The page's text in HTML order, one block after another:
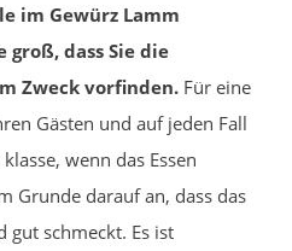
im Gewürz Lamm
groß, dass Sie die
Zweck vorfinden. Für eine
Gästen und auf jeden Fall
wenn das Essen
Grunde darauf an, dass das
gut schmeckt. Es ist